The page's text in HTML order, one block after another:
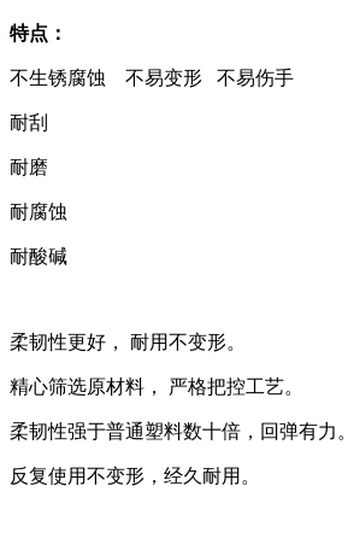
特点：
不生锈腐蚀 不易变形 不易伤手
耐刮
耐磨
耐腐蚀
耐酸碱
柔韧性更好， 耐用不变形。
精心筛选原材料， 严格把控工艺。
柔韧性强于普通塑料数十倍，回弹有力。
反复使用不变形，经久耐用。